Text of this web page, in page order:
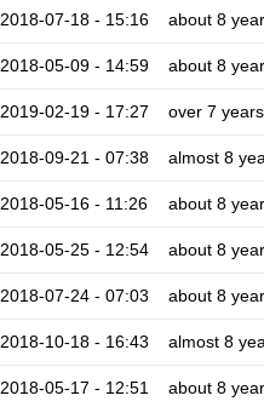
2018-07-18 - 15:16 about 8
2018-05-09 - 14:59 about 8
2019-02-19 - 17:27 over 7 years
2018-09-21 - 07:38 almost 8
2018-05-16 - 11:26 about 8
2018-05-25 - 12:54 about 8
2018-07-24 - 07:03 about 8
2018-10-18 - 16:43 almost 8
2018-05-17 - 12:51 about 8